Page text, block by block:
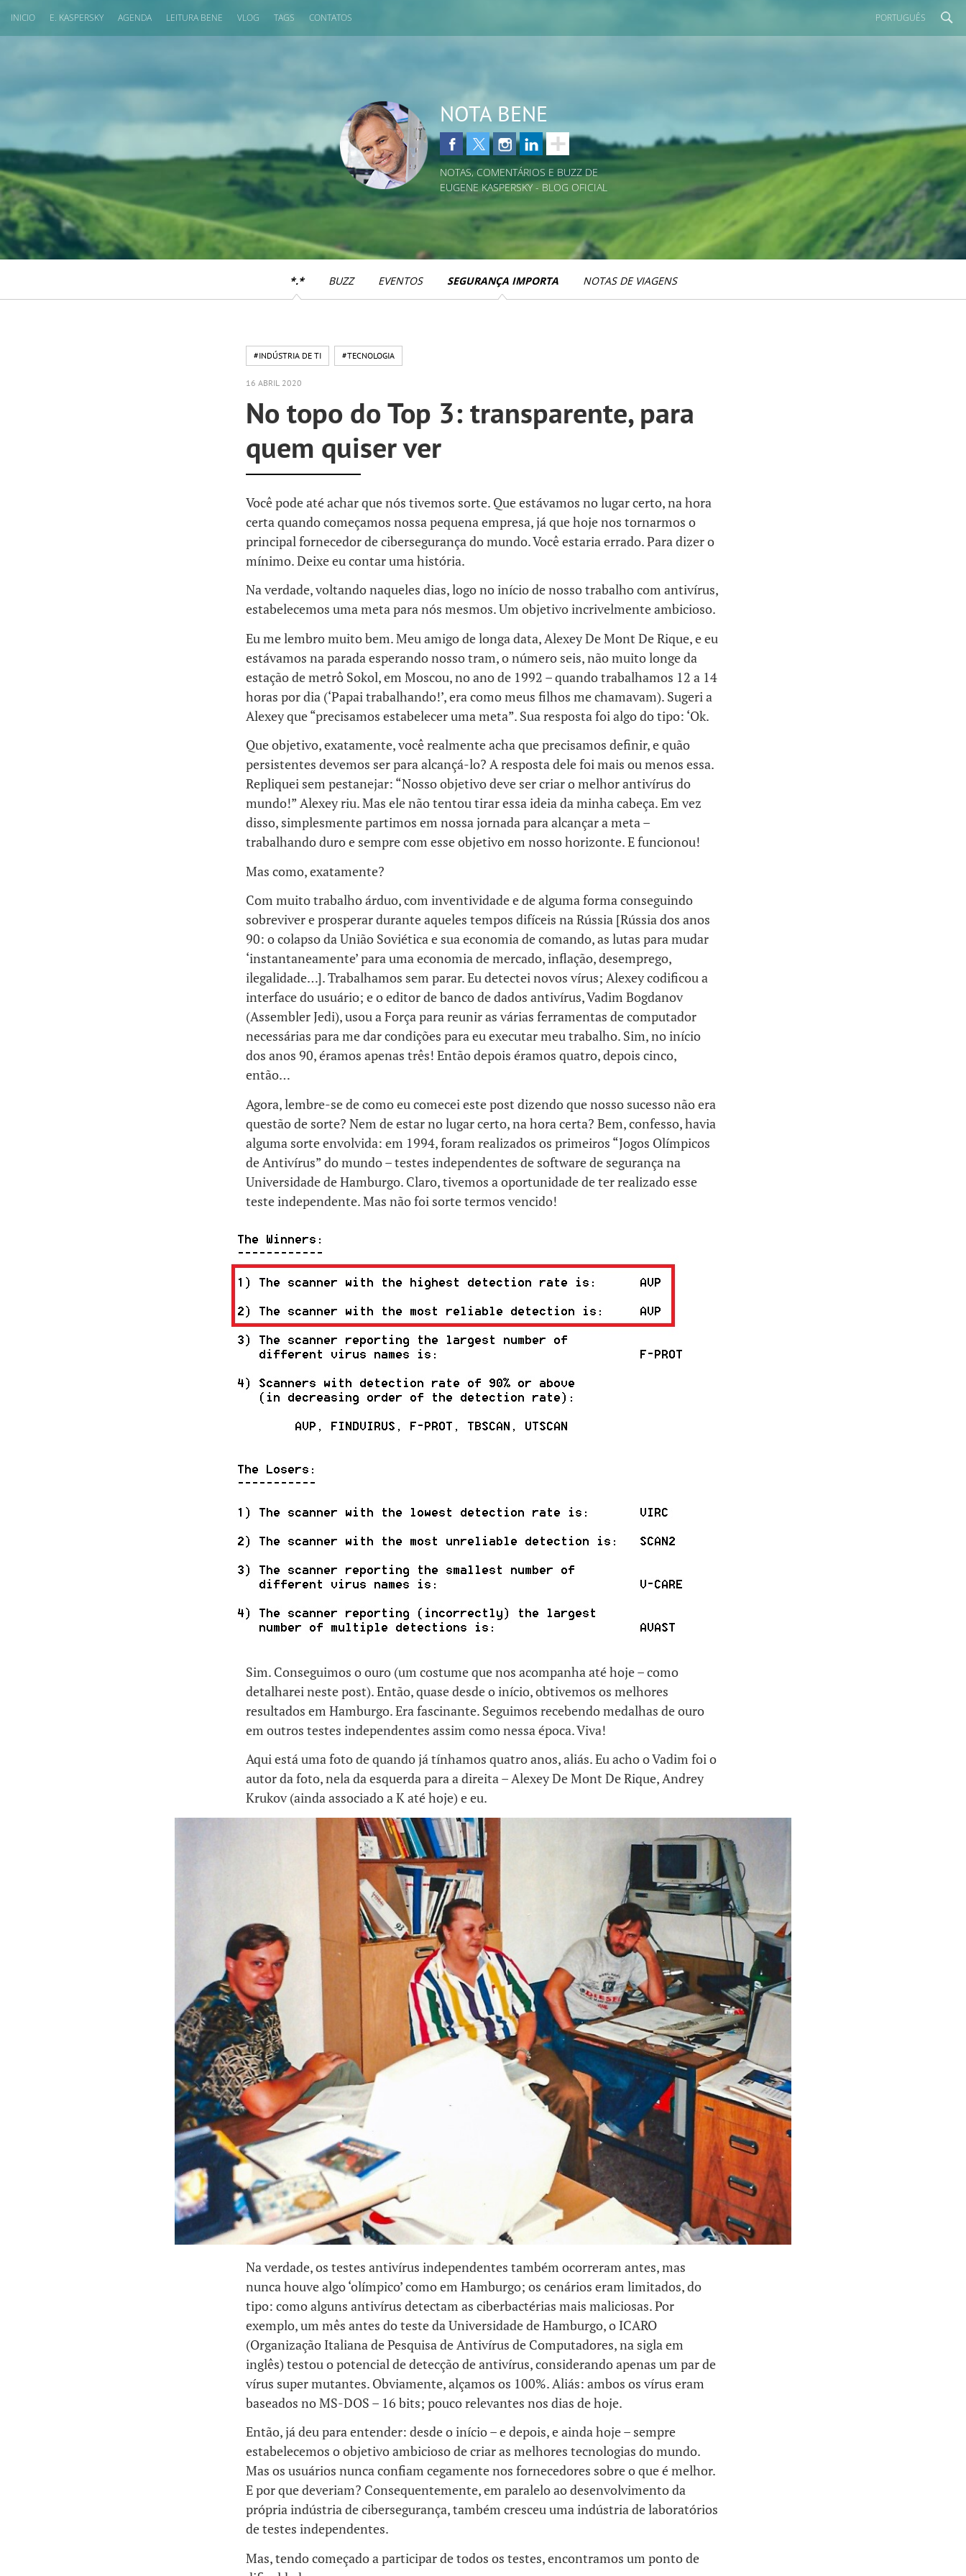
INICIO E. KASPERSKY AGENDA LEITURA BENE VLOG TAGS CONTATOS PORTUGUÊS
NOTA BENE
NOTAS, COMENTÁRIOS E BUZZ DE
EUGENE KASPERSKY - BLOG OFICIAL
*.* BUZZ EVENTOS SEGURANÇA IMPORTA NOTAS DE VIAGENS
#INDÚSTRIA DE TI #TECNOLOGIA
16 ABRIL 2020
No topo do Top 3: transparente, para
quem quiser ver
Você pode até achar que nós tivemos sorte. Que estávamos no lugar certo, na hora
certa quando começamos nossa pequena empresa, já que hoje nos tornarmos o
principal fornecedor de cibersegurança do mundo. Você estaria errado. Para dizer o
mínimo. Deixe eu contar uma história.
Na verdade, voltando naqueles dias, logo no início de nosso trabalho com antivírus,
estabelecemos uma meta para nós mesmos. Um objetivo incrivelmente ambicioso.
Eu me lembro muito bem. Meu amigo de longa data, Alexey De Mont De Rique, e eu
estávamos na parada esperando nosso tram, o número seis, não muito longe da
estação de metrô Sokol, em Moscou, no ano de 1992 – quando trabalhamos 12 a 14
horas por dia (‘Papai trabalhando!’, era como meus filhos me chamavam). Sugeri a
Alexey que “precisamos estabelecer uma meta”. Sua resposta foi algo do tipo: ‘Ok.
Que objetivo, exatamente, você realmente acha que precisamos definir, e quão
persistentes devemos ser para alcançá-lo? A resposta dele foi mais ou menos essa.
Repliquei sem pestanejar: “Nosso objetivo deve ser criar o melhor antivírus do
mundo!” Alexey riu. Mas ele não tentou tirar essa ideia da minha cabeça. Em vez
disso, simplesmente partimos em nossa jornada para alcançar a meta –
trabalhando duro e sempre com esse objetivo em nosso horizonte. E funcionou!
Mas como, exatamente?
Com muito trabalho árduo, com inventividade e de alguma forma conseguindo
sobreviver e prosperar durante aqueles tempos difíceis na Rússia [Rússia dos anos
90: o colapso da União Soviética e sua economia de comando, as lutas para mudar
‘instantaneamente’ para uma economia de mercado, inflação, desemprego,
ilegalidade…]. Trabalhamos sem parar. Eu detectei novos vírus; Alexey codificou a
interface do usuário; e o editor de banco de dados antivírus, Vadim Bogdanov
(Assembler Jedi), usou a Força para reunir as várias ferramentas de computador
necessárias para me dar condições para eu executar meu trabalho. Sim, no início
dos anos 90, éramos apenas três! Então depois éramos quatro, depois cinco,
então…
Agora, lembre-se de como eu comecei este post dizendo que nosso sucesso não era
questão de sorte? Nem de estar no lugar certo, na hora certa? Bem, confesso, havia
alguma sorte envolvida: em 1994, foram realizados os primeiros “Jogos Olímpicos
de Antivírus” do mundo – testes independentes de software de segurança na
Universidade de Hamburgo. Claro, tivemos a oportunidade de ter realizado esse
teste independente. Mas não foi sorte termos vencido!
Sim. Conseguimos o ouro (um costume que nos acompanha até hoje – como
detalharei neste post). Então, quase desde o início, obtivemos os melhores
resultados em Hamburgo. Era fascinante. Seguimos recebendo medalhas de ouro
em outros testes independentes assim como nessa época. Viva!
Aqui está uma foto de quando já tínhamos quatro anos, aliás. Eu acho o Vadim foi o
autor da foto, nela da esquerda para a direita – Alexey De Mont De Rique, Andrey
Krukov (ainda associado a K até hoje) e eu.
Na verdade, os testes antivírus independentes também ocorreram antes, mas
nunca houve algo ‘olímpico’ como em Hamburgo; os cenários eram limitados, do
tipo: como alguns antivírus detectam as ciberbactérias mais maliciosas. Por
exemplo, um mês antes do teste da Universidade de Hamburgo, o ICARO
(Organização Italiana de Pesquisa de Antivírus de Computadores, na sigla em
inglês) testou o potencial de detecção de antivírus, considerando apenas um par de
vírus super mutantes. Obviamente, alçamos os 100%. Aliás: ambos os vírus eram
baseados no MS-DOS – 16 bits; pouco relevantes nos dias de hoje.
Então, já deu para entender: desde o início – e depois, e ainda hoje – sempre
estabelecemos o objetivo ambicioso de criar as melhores tecnologias do mundo.
Mas os usuários nunca confiam cegamente nos fornecedores sobre o que é melhor.
E por que deveriam? Consequentemente, em paralelo ao desenvolvimento da
própria indústria de cibersegurança, também cresceu uma indústria de laboratórios
de testes independentes.
Mas, tendo começado a participar de todos os testes, encontramos um ponto de